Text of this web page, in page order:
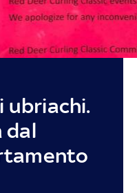
ubriachi.
dal